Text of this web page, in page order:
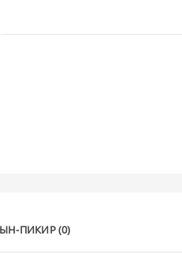
ПИКИР (0)